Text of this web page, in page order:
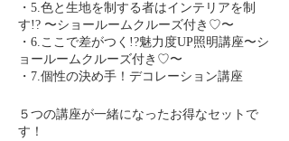
・5.色と生地を制する者はインテリアを制
す!? 〜ショールームクルーズ付き♡〜
・6.ここで差がつく!?魅力度UP照明講座〜シ
ョールームクルーズ付き♡〜
・7.個性の決め手！デコレーション講座
５つの講座が一緒になったお得なセットで
す！